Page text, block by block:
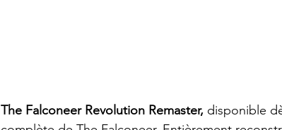
The Falconeer Revolution Remaster, disponible